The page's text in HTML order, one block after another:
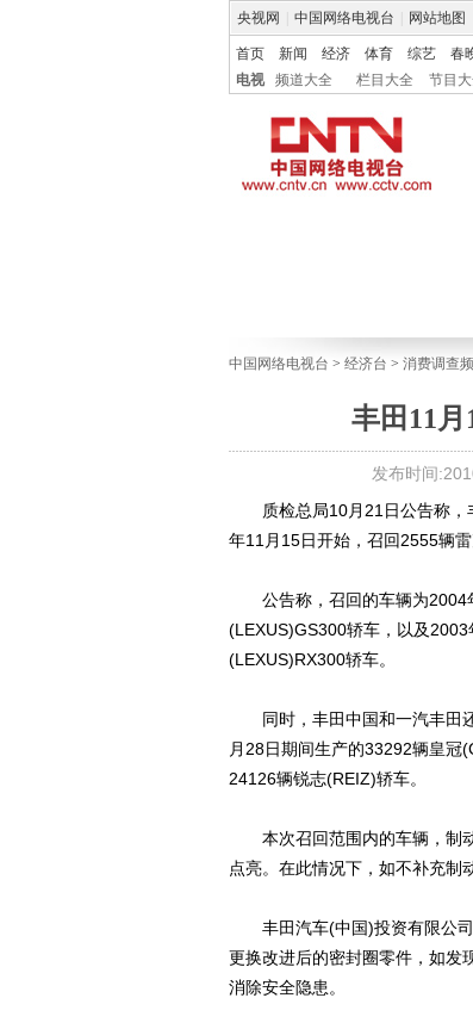
央视网 中国网络电视台 网站地图
首页 新闻 经济 体育 综艺 春
电视
频道大全 栏目大全 节目
中国网络电视台 > 经济台 > 消费调查
丰田11
发布时间
质检总局10月21日公告称，
年11月15日开始，召回2555辆雷
公告称，召回的车辆为2004
(LEXUS)GS300轿车，以及
(LEXUS)RX300轿车。
同时，丰田中国和一汽丰田还
月28日期间生产的33292辆皇冠
24126辆锐志(REIZ)轿车。
本次召回范围内的车辆，制动
点亮。在此情况下，如不补充制
丰田汽车(中国)投资有限公司
更换改进后的密封圈零件，如发
消除安全隐患。